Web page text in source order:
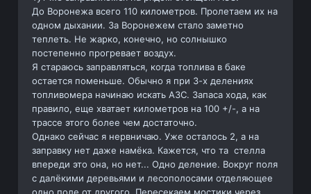
До Воронежа всего 110 километров. Пролетаем их на
одном дыхании. За Воронежем стало заметно
теплеть. Не жарко, конечно, но солнышко
постепенно прогревает воздух.
Я стараюсь заправляться, когда топлива в баке
остается поменьше. Обычно я при 3-х делениях
топливомера начинаю искать АЗС. Запаса хода, как
правило, еще хватает километров на 100 +/-, а на
трассе этого более чем достаточно.
Однако сейчас я нервничаю. Уже осталось 2, а на
заправку нет даже намёка. Кажется, что та стелла
впереди это она, но нет... Одно деление. Вокруг поля
с далёкими деревьями и лесополосами отделяющее